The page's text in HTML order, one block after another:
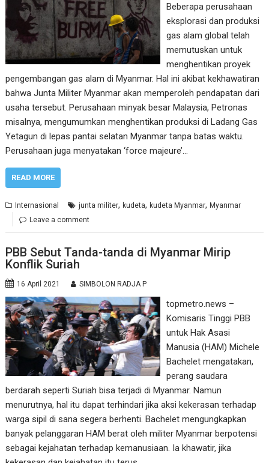
Beberapa perusahaan
eksplorasi dan produksi
gas alam global telah
memutuskan untuk
menghentikan proyek
pengembangan gas alam di Myanmar. Hal ini akibat kekhawatiran
bahwa Junta Militer Myanmar akan memperoleh pendapatan dari
usaha tersebut. Perusahaan minyak besar Malaysia, Petronas
misalnya, mengumumkan menghentikan produksi di Ladang Gas
Yetagun di lepas pantai selatan Myanmar tanpa batas waktu.
Perusahaan juga menyatakan ‘force majeure’…
READ MORE
Internasional junta militer,kudeta,kudeta Myanmar,Myanmar
Leave a comment
PBB Sebut Tanda-tanda di Myanmar Mirip
Konflik Suriah
16 April 2021 SIMBOLON RADJA P
topmetro.news –
Komisaris Tinggi PBB
untuk Hak Asasi
Manusia (HAM) Michele
Bachelet mengatakan,
perang saudara
berdarah seperti Suriah bisa terjadi di Myanmar. Namun
menurutnya, hal itu dapat terhindari jika aksi kekerasan terhadap
warga sipil di sana segera berhenti. Bachelet mengungkapkan
banyak pelanggaran HAM berat oleh militer Myanmar berpotensi
sebagai kejahatan terhadap kemanusiaan. Ia khawatir, jika